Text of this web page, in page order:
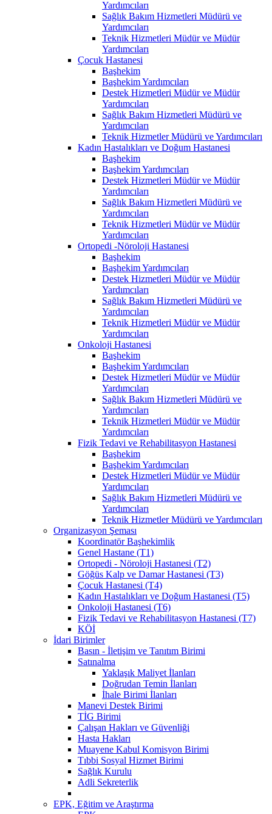
Yardımcıları
Sağlık Bakım Hizmetleri Müdürü ve
Yardımcıları
Teknik Hizmetleri Müdür ve Müdür
Yardımcıları
Çocuk Hastanesi
Başhekim
Başhekim Yardımcıları
Destek Hizmetleri Müdür ve Müdür
Yardımcıları
Sağlık Bakım Hizmetleri Müdürü ve
Yardımcıları
Teknik Hizmetler Müdürü ve Yardımcıları
Kadın Hastalıkları ve Doğum Hastanesi
Başhekim
Başhekim Yardımcıları
Destek Hizmetleri Müdür ve Müdür
Yardımcıları
Sağlık Bakım Hizmetleri Müdürü ve
Yardımcıları
Teknik Hizmetleri Müdür ve Müdür
Yardımcıları
Ortopedi -Nöroloji Hastanesi
Başhekim
Başhekim Yardımcıları
Destek Hizmetleri Müdür ve Müdür
Yardımcıları
Sağlık Bakım Hizmetleri Müdürü ve
Yardımcıları
Teknik Hizmetleri Müdür ve Müdür
Yardımcıları
Onkoloji Hastanesi
Başhekim
Başhekim Yardımcıları
Destek Hizmetleri Müdür ve Müdür
Yardımcıları
Sağlık Bakım Hizmetleri Müdürü ve
Yardımcıları
Teknik Hizmetleri Müdür ve Müdür
Yardımcıları
Fizik Tedavi ve Rehabilitasyon Hastanesi
Başhekim
Başhekim Yardımcıları
Destek Hizmetleri Müdür ve Müdür
Yardımcıları
Sağlık Bakım Hizmetleri Müdürü ve
Yardımcıları
Teknik Hizmetler Müdürü ve Yardımcıları
Organizasyon Şeması
Koordinatör Başhekimlik
Genel Hastane (T1)
Ortopedi - Nöroloji Hastanesi (T2)
Göğüs Kalp ve Damar Hastanesi (T3)
Çocuk Hastanesi (T4)
Kadın Hastalıkları ve Doğum Hastanesi (T5)
Onkoloji Hastanesi (T6)
Fizik Tedavi ve Rehabilitasyon Hastanesi (T7)
KÖİ
İdari Birimler
Basın - İletişim ve Tanıtım Birimi
Satınalma
Yaklaşık Maliyet İlanları
Doğrudan Temin İlanları
İhale Birimi İlanları
Manevi Destek Birimi
TİG Birimi
Çalışan Hakları ve Güvenliği
Hasta Hakları
Muayene Kabul Komisyon Birimi
Tıbbi Sosyal Hizmet Birimi
Sağlık Kurulu
Adli Sekreterlik
EPK, Eğitim ve Araştırma